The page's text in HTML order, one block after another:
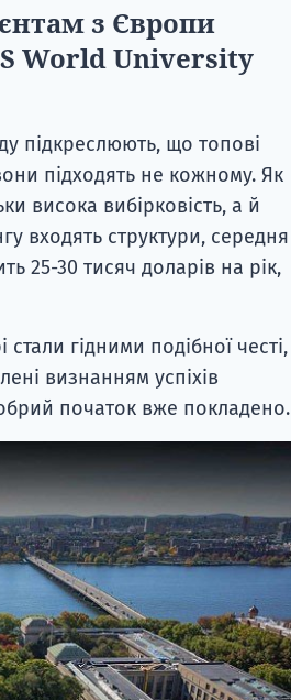
з Європи
World University
підкреслюють, що топові
підходять не кожному. Як
висока вибірковість, а й
входять структури, середня
25-30 тисяч доларів на рік,
стали гідними подібної честі,
визнанням успіхів
початок вже покладено.